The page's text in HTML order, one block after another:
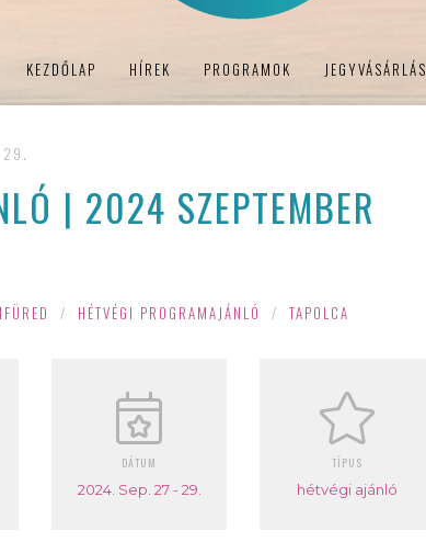
KEZDŐLAP HÍREK PROGRAMOK JEGYVÁSÁRLÁS
| 2024 SZEPTEMBER
/ HÉTVÉGI PROGRAMAJÁNLÓ / TAPOLCA
DÁTUM
2024. Sep. 27 - 29.
TÍPUS
hétvégi ajánló